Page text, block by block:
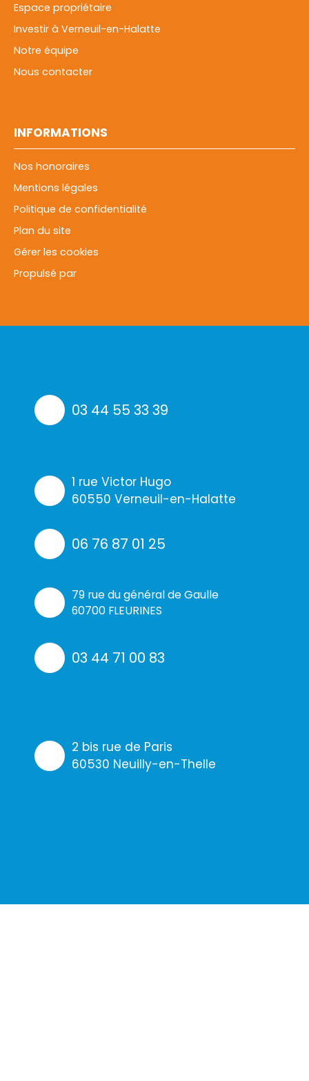
Espace propriétaire
Investir à Verneuil-en-Halatte
Notre équipe
Nous contacter
INFORMATIONS
Nos honoraires
Mentions légales
Politique de confidentialité
Plan du site
Gérer les cookies
Propulsé par
03 44 55 33 39
1 rue Victor Hugo
60550 Verneuil-en-Halatte
06 76 87 01 25
79 rue du général de Gaulle
60700 FLEURINES
03 44 71 00 83
2 bis rue de Paris
60530 Neuilly-en-Thelle